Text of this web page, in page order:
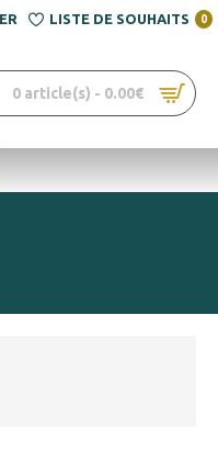
LISTE DE SOUHAITS 0
0 article(s) - 0.00€